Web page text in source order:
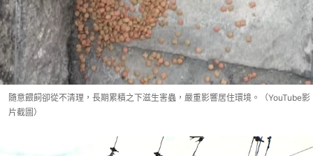
隨意餵飼卻從不清理，長期累積之下滋生害蟲，嚴重影響居住環境。（YouTube影
片截圖）